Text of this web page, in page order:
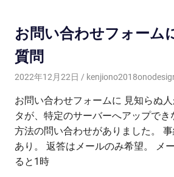
お問い合わせフォーム
質問
2022年12月22日
お問い合わせフォームに 見知らぬ
タが、特定のサーバーへアップで
方法の問い合わせがありました。
あり。 返答はメールのみ希望。 メ
ると1時